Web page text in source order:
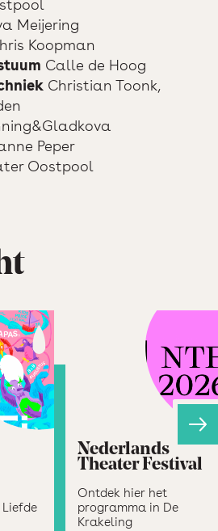
Meijering
Koopman
Calle de Hoog
Christian Toonk,
Peper
Oostpool
Liefde
Nederlands
Theater Festival
Ontdek hier het
programma in De
Krakeling